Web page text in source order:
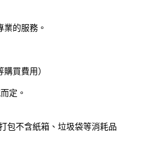
業的服務。
買費用）
定。
包不含紙箱、垃圾袋等消耗品